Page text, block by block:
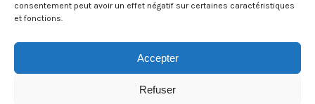
consentement peut avoir un effet négatif sur certaines caractéristiques
et fonctions.
Accepter
Refuser
Don Troop and Naked
← The SuperSoul
Brothers Band en live !